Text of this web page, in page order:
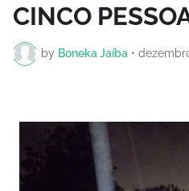
CINCO
by Boneka Jaíba •